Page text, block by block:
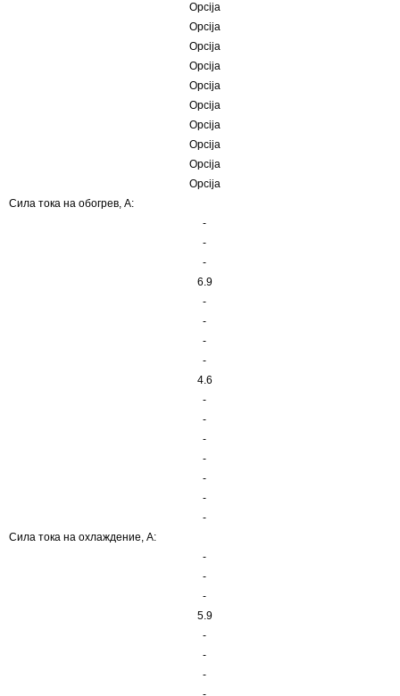
Opcija
Opcija
Opcija
Opcija
Opcija
Opcija
Opcija
Opcija
Opcija
Opcija
Сила тока на обогрев, А:
-
-
-
6.9
-
-
-
-
4.6
-
-
-
-
-
-
-
Сила тока на охлаждение, А:
-
-
-
5.9
-
-
-